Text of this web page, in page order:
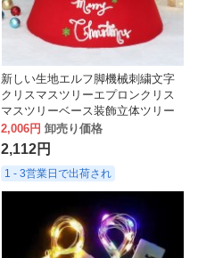
新しい生地エルフ脚機械刺繍文字
クリスマスツリーエプロンクリス
マスツリーベース装飾立体ツリー
スカート
2,006円 卸売り価格
2,112円
1 - 3営業日で出荷され